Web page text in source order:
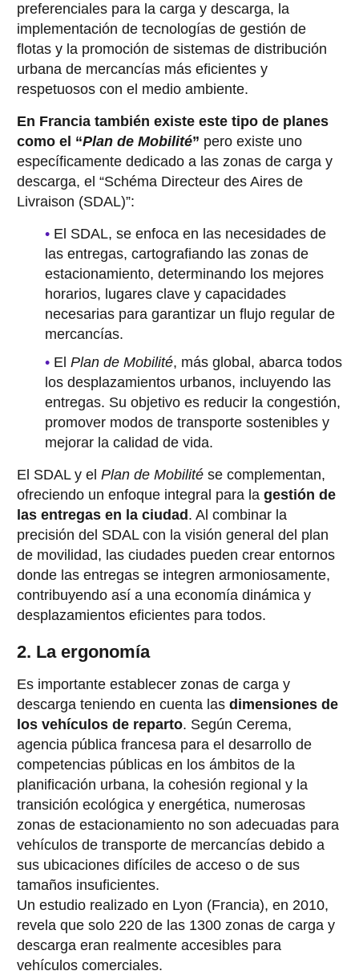
preferenciales para la carga y descarga, la
implementación de tecnologías de gestión de
flotas y la promoción de sistemas de distribución
urbana de mercancías más eficientes y
respetuosos con el medio ambiente.
En Francia también existe este tipo de planes
como el “Plan de Mobilité” pero existe uno
específicamente dedicado a las zonas de carga y
descarga, el “Schéma Directeur des Aires de
Livraison (SDAL)”:
El SDAL, se enfoca en las necesidades de
las entregas, cartografiando las zonas de
estacionamiento, determinando los mejores
horarios, lugares clave y capacidades
necesarias para garantizar un flujo regular de
mercancías.
El Plan de Mobilité, más global, abarca todos
los desplazamientos urbanos, incluyendo las
entregas. Su objetivo es reducir la congestión,
promover modos de transporte sostenibles y
mejorar la calidad de vida.
El SDAL y el Plan de Mobilité se complementan,
ofreciendo un enfoque integral para la gestión de
las entregas en la ciudad . Al combinar la
precisión del SDAL con la visión general del plan
de movilidad, las ciudades pueden crear entornos
donde las entregas se integren armoniosamente,
contribuyendo así a una economía dinámica y
desplazamientos eficientes para todos.
2. La ergonomía
Es importante establecer zonas de carga y
descarga teniendo en cuenta las dimensiones de
los vehículos de reparto. Según Cerema,
agencia pública francesa para el desarrollo de
competencias públicas en los ámbitos de la
planificación urbana, la cohesión regional y la
transición ecológica y energética, numerosas
zonas de estacionamiento no son adecuadas para
vehículos de transporte de mercancías debido a
sus ubicaciones difíciles de acceso o de sus
tamaños insuficientes.
Un estudio realizado en Lyon (Francia), en 2010,
revela que solo 220 de las 1300 zonas de carga y
descarga eran realmente accesibles para
vehículos comerciales.